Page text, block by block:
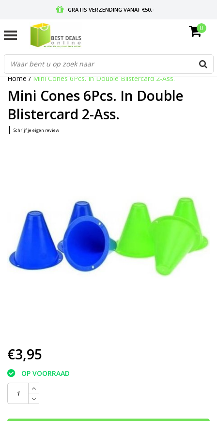
GRATIS VERZENDING VANAF €50,-
GRATIS RETOURNEREN EN 30 DAGEN BEDENKTIJD
0
Home/Mini Cones 6Pcs. In Double Blistercard 2-Ass.
Mini Cones 6Pcs. In Double
Blistercard 2-Ass.
| Schrijf je eigen review
€3,95
OP VOORRAAD